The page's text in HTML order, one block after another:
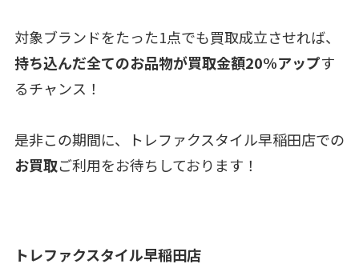
対象ブランドをたった1点でも買取成立させれば、
持ち込んだ全てのお品物が買取金額20%アップす
るチャンス！
是非この期間に、トレファクスタイル早稲田店での
お買取ご利用をお待ちしております！
トレファクスタイル早稲田店